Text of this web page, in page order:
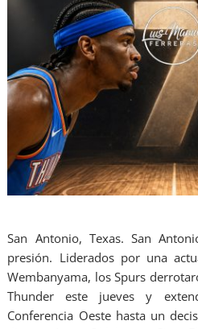
San Antonio, Texas. San
presión. Liderados por una
Wembanyama, los Spurs
Thunder este jueves y
Conferencia Oeste hasta un